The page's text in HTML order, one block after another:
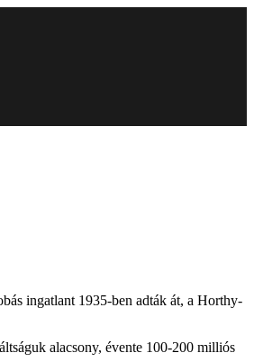
ingatlant 1935-ben adták át, a Horthy-
alacsony, évente 100-200 milliós